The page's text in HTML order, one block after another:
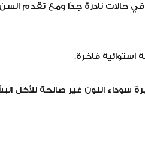
في حالات نادرة جدًا ومع تقدم
استوائية فاخرة.
سوداء اللون غير صالحة للأكل